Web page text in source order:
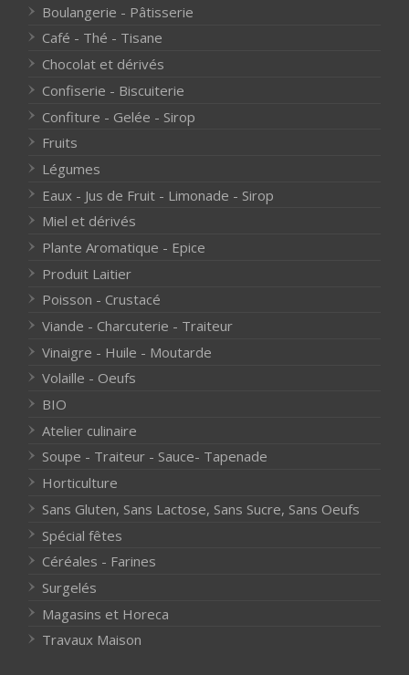
Boulangerie - Pâtisserie
Café - Thé - Tisane
Chocolat et dérivés
Confiserie - Biscuiterie
Confiture - Gelée - Sirop
Fruits
Légumes
Eaux - Jus de Fruit - Limonade - Sirop
Miel et dérivés
Plante Aromatique - Epice
Produit Laitier
Poisson - Crustacé
Viande - Charcuterie - Traiteur
Vinaigre - Huile - Moutarde
Volaille - Oeufs
BIO
Atelier culinaire
Soupe - Traiteur - Sauce- Tapenade
Horticulture
Sans Gluten, Sans Lactose, Sans Sucre, Sans Oeufs
Spécial fêtes
Céréales - Farines
Surgelés
Magasins et Horeca
Travaux Maison